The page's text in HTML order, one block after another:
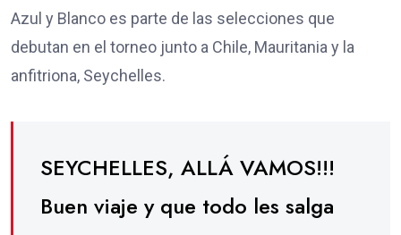
Azul y Blanco es parte de las selecciones que
debutan en el torneo junto a Chile, Mauritania y la
anfitriona, Seychelles.
SEYCHELLES, ALLÁ VAMOS!!!
Buen viaje y que todo les salga